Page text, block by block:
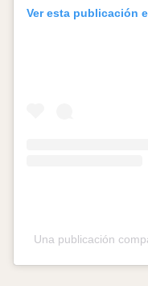
Ver esta publicación
Una publicación